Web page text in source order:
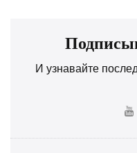
И узнавайте